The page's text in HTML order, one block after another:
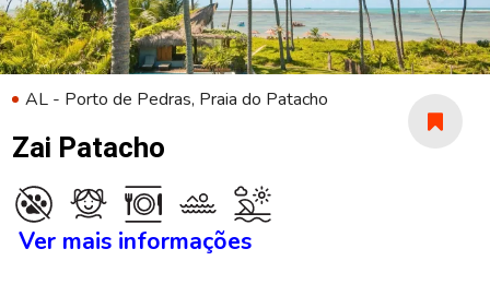
AL - Porto de Pedras, Praia do Patacho
Zai Patacho
Ver mais informações